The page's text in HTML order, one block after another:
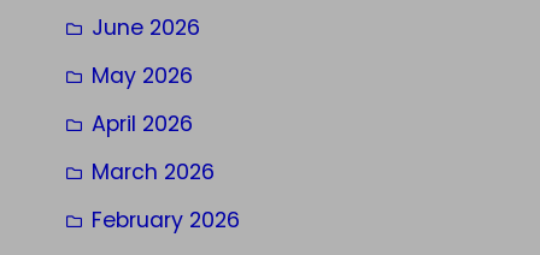
June 2026
May 2026
April 2026
March 2026
February 2026